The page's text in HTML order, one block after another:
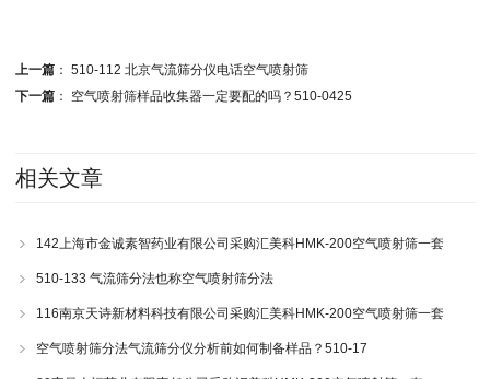
上一篇： 510-112 北京气流筛分仪电话空气喷射筛
下一篇： 空气喷射筛样品收集器一定要配的吗？510-0425
相关文章
142上海市金诚素智药业有限公司采购汇美科HMK-200空气喷射筛一套
510-133 气流筛分法也称空气喷射筛分法
116南京天诗新材料科技有限公司采购汇美科HMK-200空气喷射筛一套
空气喷射筛分法气流筛分仪分析前如何制备样品？510-17